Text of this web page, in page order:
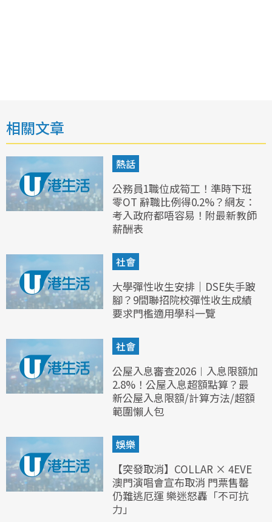
相關文章
熱話
公務員1職位成筍工！準時下班
零OT 辭職比例得0.2%？網友：
考入政府都唔容易！附最新教師
薪酬表
社會
大學彈性收生安排｜DSE失手跛
腳？9間聯招院校彈性收生成績
要求門檻適用學科一覽
社會
公屋入息審查2026︱入息限額加
2.8%！公屋入息超額點算？最
新公屋入息限額/計算方法/超額
範圍懶人包
娛樂
【突發取消】COLLAR × 4EVE
澳門演唱會宣布取消 門票售罄
仍難逃厄運 樂迷怒轟「不可抗
力」